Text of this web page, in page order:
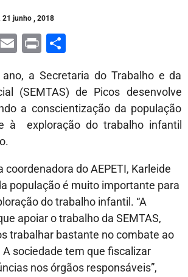
21 junho , 2018
Email
PrintShare
a Secretaria do Trabalho e da
(SEMTAS) de Picos desenvolve
a conscientização da população
à exploração do trabalho infantil
coordenadora do AEPETI, Karleide
população é muito importante para
do trabalho infantil. “A
apoiar o trabalho da SEMTAS,
trabalhar bastante no combate ao
sociedade tem que fiscalizar
nos órgãos responsáveis”,